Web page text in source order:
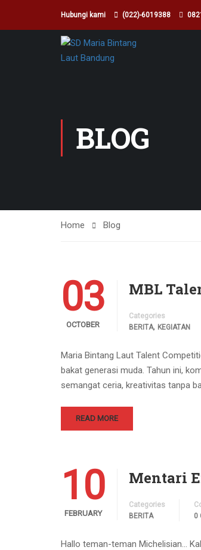
Hubungi kami (022)-6019388
BLOG
Home Blog
03
OCTOBER
MBL
Categories
BERITA, KEGIATAN
Maria Bintang Laut Talent
bakat generasi muda. Tahun ini,
semangat ceria, kreativitas tanpa
READ MORE
10
FEBRUARY
Mentari
Categories
BERITA
0
Hallo teman-teman Michelisian…